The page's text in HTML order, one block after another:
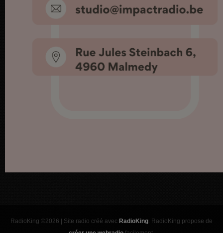
RadioKing ©2026 | Site radio créé avec RadioKing. RadioKing propose de